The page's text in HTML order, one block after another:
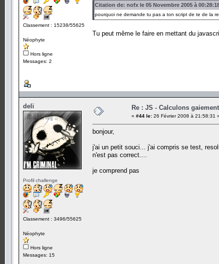
Classement : 15238/55625
Néophyte
Hors ligne
Messages: 2
Citation de: nofx le 05 Novembre 2005 à
pourquoi ne demande tu pas a ton script de te de la
Tu peut même le faire en mettant du
deli
Profil challenge
Classement : 3496/55625
Néophyte
Hors ligne
Messages: 15
Re : JS - Calculons
« #44 le: 26 Février 2008 à 21:58:31
bonjour,
j'ai un petit souci... j'ai compris se test,
n'est pas correct....
je comprend pas